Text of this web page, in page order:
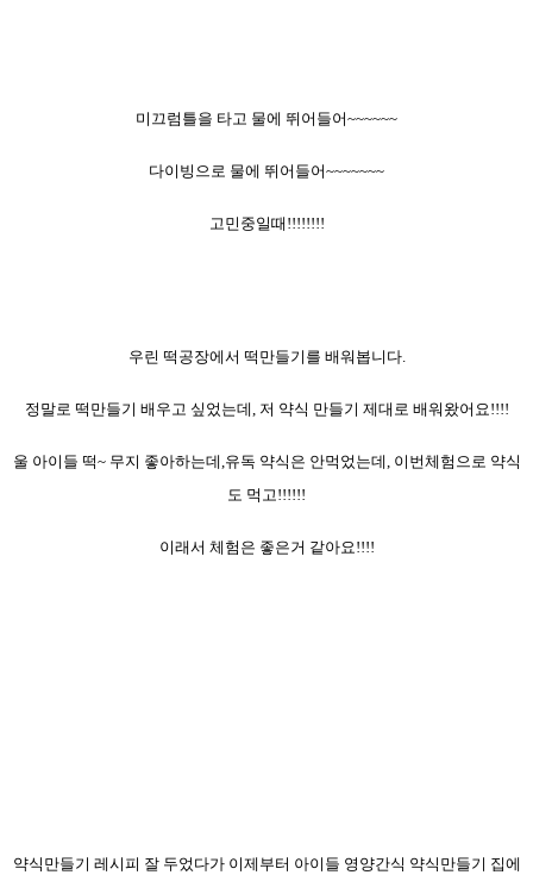
미끄럼틀을 타고 물에 뛰어들어~~~~~~
다이빙으로 물에 뛰어들어~~~~~~~
고민중일때!!!!!!!!
우린 떡공장에서 떡만들기를 배워봅니다.
정말로 떡만들기 배우고 싶었는데, 저 약식 만들기 제대로 배워왔어요!!!!
울 아이들 떡~ 무지 좋아하는데,유독 약식은 안먹었는데, 이번체험으로 약식
도 먹고!!!!!!
이래서 체험은 좋은거 같아요!!!!
약식만들기 레시피 잘 두었다가 이제부터 아이들 영양간식 약식만들기 집에